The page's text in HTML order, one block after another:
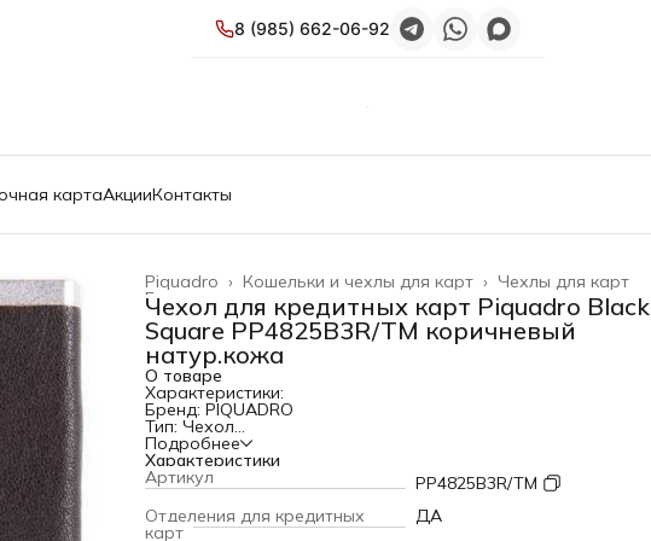
8 (985) 662-06-92
картаАкцииКонтакты
Чехлы для карт
Кошельки и чехлы для карт ›
Piquadro ›
Главная
Чехол для кредитных карт Piquadro Black
Square PP4825B3R/TM коричневый
натур.кожа
О товаре
Характеристики:
Бренд: PIQUADRO
Тип: Чехол
Коллекция: Black Square
PartNumber/Артикул Производителя: PP4825B3R/TM
Назначение: для кредитных карт
Размер товара: 10.5x6.2x1.2см
Цвет: коричневый
Материал верха: кожа натуральная
Подробнее
Характеристики
Артикул
PP4825B3R/TM
Отделения для кредитных
карт
ДА